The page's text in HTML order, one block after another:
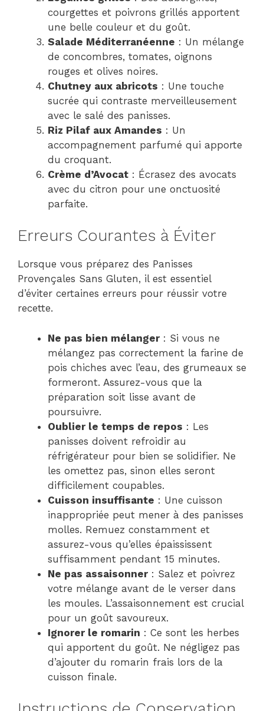
courgettes et poivrons grillés apportent
une belle couleur et du goût.
Salade Méditerranéenne : Un mélange
de concombres, tomates, oignons
rouges et olives noires.
Chutney aux abricots : Une touche
sucrée qui contraste merveilleusement
avec le salé des panisses.
Riz Pilaf aux Amandes : Un
accompagnement parfumé qui apporte
du croquant.
Crème d’Avocat : Écrasez des avocats
avec du citron pour une onctuosité
parfaite.
Erreurs Courantes à Éviter
Lorsque vous préparez des Panisses
Provençales Sans Gluten, il est essentiel
d’éviter certaines erreurs pour réussir votre
recette.
Ne pas bien mélanger: Si vous ne
mélangez pas correctement la farine de
pois chiches avec l’eau, des grumeaux se
formeront. Assurez-vous que la
préparation soit lisse avant de
poursuivre.
Oublier le temps de repos : Les
panisses doivent refroidir au
réfrigérateur pour bien se solidifier. Ne
les omettez pas, sinon elles seront
difficilement coupables.
Cuisson insuffisante : Une cuisson
inappropriée peut mener à des panisses
molles. Remuez constamment et
assurez-vous qu’elles épaississent
suffisamment pendant 15 minutes.
Ne pas assaisonner: Salez et poivrez
votre mélange avant de le verser dans
les moules. L’assaisonnement est crucial
pour un goût savoureux.
Ignorer le romarin : Ce sont les herbes
qui apportent du goût. Ne négligez pas
d’ajouter du romarin frais lors de la
cuisson finale.